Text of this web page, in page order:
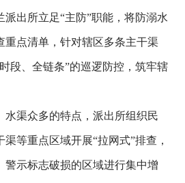
派出所立足“主防”职能，将防溺水
重点清单，针对辖区多条主干渠
段、全链条”的巡逻防控，筑牢辖
水渠众多的特点，派出所组织民
渠等重点区域开展“拉网式”排查，
警示标志破损的区域进行集中增